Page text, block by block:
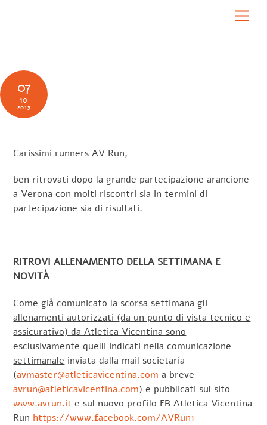
07
10
2013
Carissimi runners AV Run,
ben ritrovati dopo la grande partecipazione arancione
a Verona con molti riscontri sia in termini di
partecipazione sia di risultati.
RITROVI ALLENAMENTO DELLA SETTIMANA E
NOVITÀ
Come già comunicato la scorsa settimanagli
allenamenti autorizzati (da un punto di vista tecnico e
assicurativo) da Atletica Vicentina sono
esclusivamente quelli indicati nella comunicazione
settimanale inviata dalla mail societaria
(avmaster@atleticavicentina.com a breve
avrun@atleticavicentina.com) e pubblicati sul sito
www.avrun.it e sul nuovo profilo FB Atletica Vicentina
Run https://www.facebook.com/AVRun1